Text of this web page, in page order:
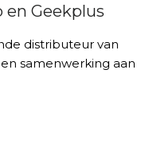
en Geekplus
distributeur van
samenwerking aan